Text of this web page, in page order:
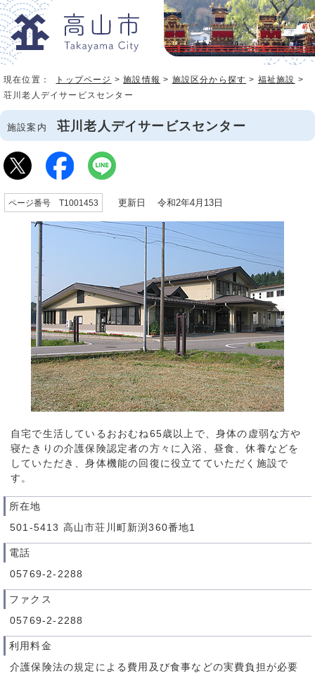
現在位置： トップページ >施設情報 > 施設区分から探す > 福祉施設 >
荘川老人デイサービスセンター
施設案内 荘川老人デイサービスセンター
ページ番号 T1001453 更新日 令和2年4月13日
自宅で生活しているおおむね65歳以上で、身体の虚弱な方や
寝たきりの介護保険認定者の方々に入浴、昼食、休養などを
していただき、身体機能の回復に役立てていただく施設で
す。
所在地
501-5413 高山市荘川町新渕360番地1
電話
05769-2-2288
ファクス
05769-2-2288
利用料金
介護保険法の規定による費用及び食事などの実費負担が必要